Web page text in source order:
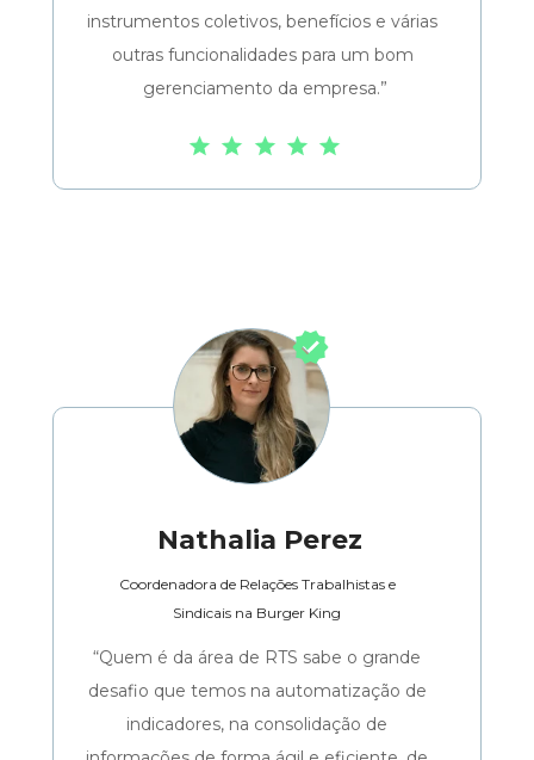
Nathalia Perez
Coordenadora de Relações Trabalhistas e
Sindicais na Burger King
“Quem é da área de RTS sabe o grande
desafio que temos na automatização de
indicadores, na consolidação de
instrumentos coletivos, benefícios e várias
outras funcionalidades para um bom
gerenciamento da empresa.”